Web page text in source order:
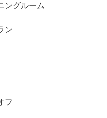
ングルーム
ン
フ